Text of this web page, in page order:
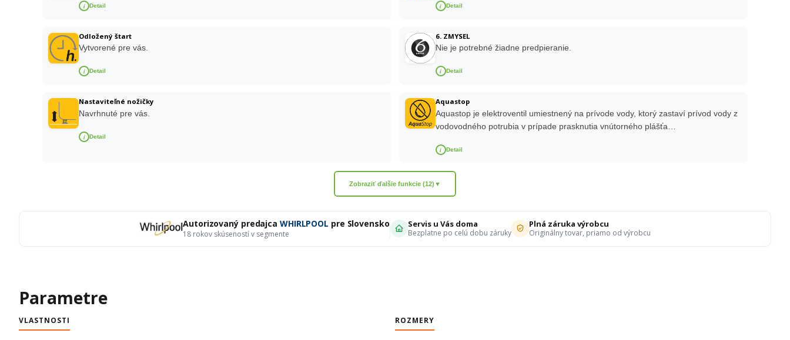
i Detail i Detail
Odložený štart
Vytvorené pre vás.
i Detail
6. ZMYSEL
Nie je potrebné žiadne predpieranie.
i Detail
Nastaviteľné nožičky
Navrhnuté pre vás.
i Detail
Aquastop
Aquastop je elektroventil umiestnený na prívode vody, ktorý zastaví prívod vody z
vodovodného potrubia v prípade prasknutia vnútorného plášťa…
i Detail
Zobraziť ďalšie funkcie (12) ▼
Autorizovaný predajca WHIRLPOOL pre Slovensko
18 rokov skúseností v segmente
Servis u Vás doma
Bezplatne po celú dobu záruky
Plná záruka výrobcu
Originálny tovar, priamo od výrobcu
Parametre
VLASTNOSTI ROZMERY